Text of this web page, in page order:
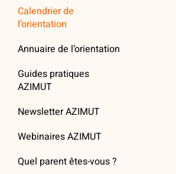
Calendrier de
l’orientation
Annuaire de l’orientation
Guides pratiques
AZIMUT
Newsletter AZIMUT
Webinaires AZIMUT
Quel parent êtes-vous ?